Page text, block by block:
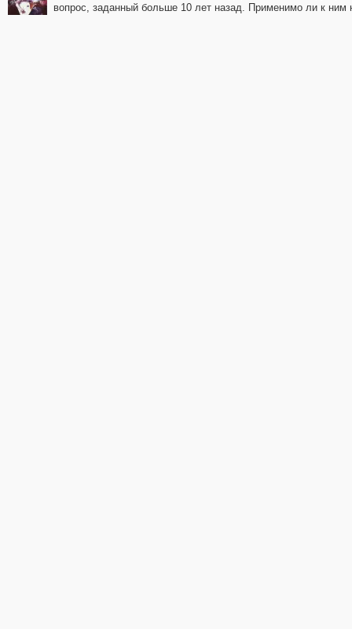
вопрос, заданный больше 10 лет назад. Применимо ли к ним